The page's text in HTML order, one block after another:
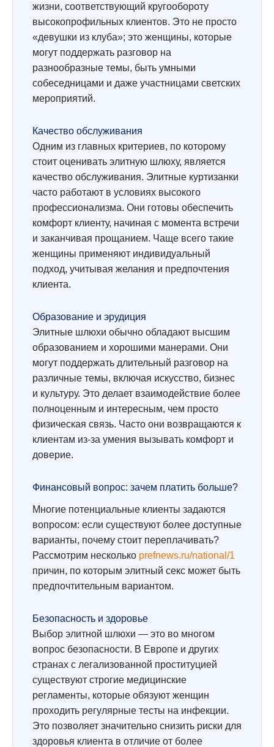
жизни, соответствующий кругообороту
высокопрофильных клиентов. Это не просто
«девушки из клуба»; это женщины, которые
могут поддержать разговор на
разнообразные темы, быть умными
собеседницами и даже участницами светских
мероприятий.
Качество обслуживания
Одним из главных критериев, по которому
стоит оценивать элитную шлюху, является
качество обслуживания. Элитные куртизанки
часто работают в условиях высокого
профессионализма. Они готовы обеспечить
комфорт клиенту, начиная с момента встречи
и заканчивая прощанием. Чаще всего такие
женщины применяют индивидуальный
подход, учитывая желания и предпочтения
клиента.
Образование и эрудиция
Элитные шлюхи обычно обладают высшим
образованием и хорошими манерами. Они
могут поддержать длительный разговор на
различные темы, включая искусство, бизнес
и культуру. Это делает взаимодействие более
полноценным и интересным, чем просто
физическая связь. Часто они возвращаются к
клиентам из-за умения вызывать комфорт и
доверие.
Финансовый вопрос: зачем платить больше?
Многие потенциальные клиенты задаются
вопросом: если существуют более доступные
варианты, почему стоит переплачивать?
Рассмотрим несколько prefnews.ru/national/1
причин, по которым элитный секс может быть
предпочтительным вариантом.
Безопасность и здоровье
Выбор элитной шлюхи — это во многом
вопрос безопасности. В Европе и других
странах с легализованной проституцией
существуют строгие медицинские
регламенты, которые обязуют женщин
проходить регулярные тесты на инфекции.
Это позволяет значительно снизить риски для
здоровья клиента в отличие от более